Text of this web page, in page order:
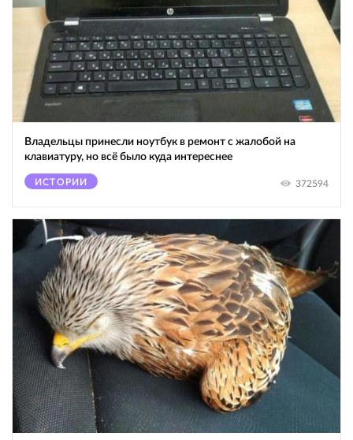
Владельцы принесли ноутбук в ремонт с жалобой на
клавиатуру, но всё было куда интереснее
ИСТОРИИ 372594